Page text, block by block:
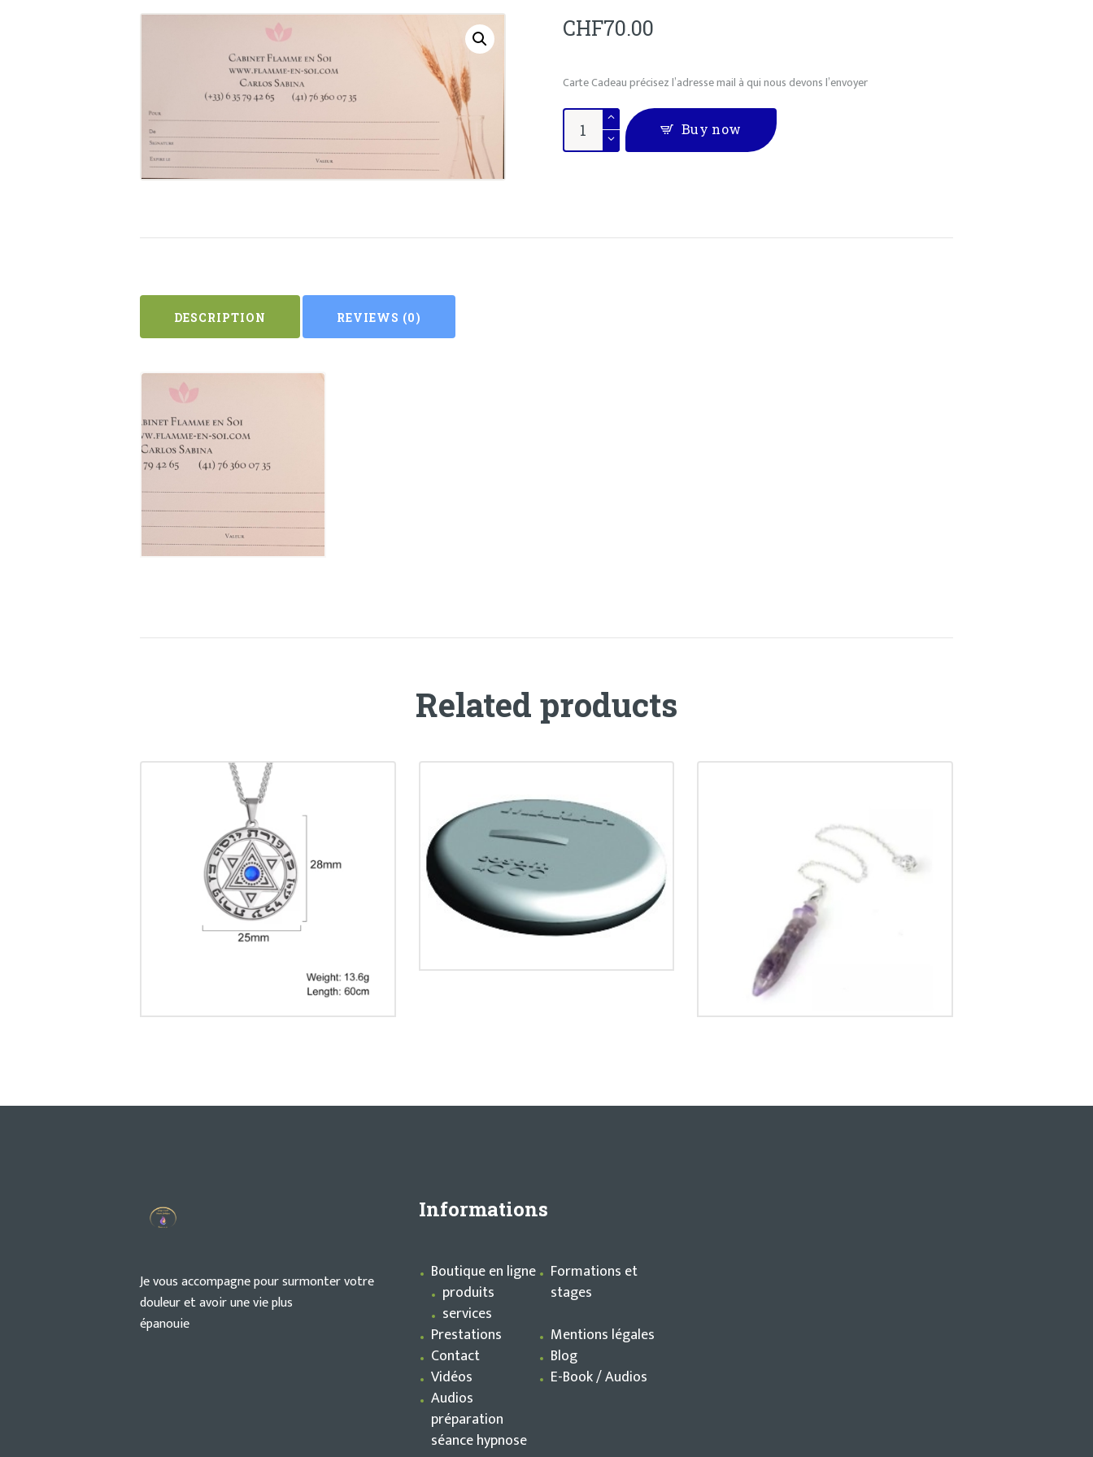
CHF70.00
Carte Cadeau précisez l’adresse mail à qui nous devons l’envoyer
Carte
Cadeau
quantity
Buy now
DESCRIPTION REVIEWS (0)
CHF
Related products
Collier étoile de David pour
Femmes
CHF20.00
Cosam 4000 est un aimant
permanent
CHF27.00
Pendule en Quartz améthyste
CHF15.00
Je vous accompagne pour surmonter votre
douleur et avoir une vie plus
épanouie
Informations
Boutique en ligne
produits
services
Formations et
stages
Prestations
Mentions légales
Contact
Blog
Vidéos
E-Book / Audios
Audios
préparation
séance hypnose